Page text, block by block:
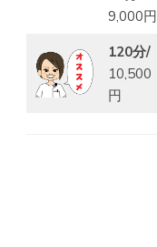
9,000円
120分/
10,500
円